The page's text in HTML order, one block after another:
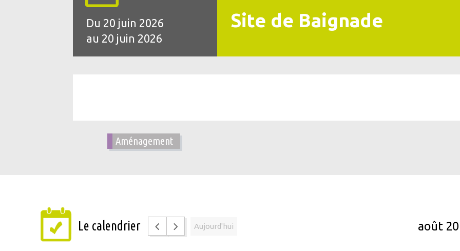
Du 20 juin 2026
au 20 juin 2026
Site de Baignade
Aménagement
Aujourd'hui août